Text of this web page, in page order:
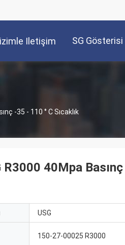
Iletişim SG Gösterisi
-35 - 110 ° C Sıcaklık
40Mpa
USG
150-27-00025 R3000